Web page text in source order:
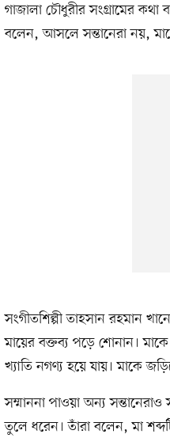
গাজালা চৌধুরীর সংগ্রামের কথা
বলেন, আসলে সন্তানেরা নয়,
সংগীতশিল্পী তাহসান রহমান
মায়ের বক্তব্য পড়ে শোনান।
খ্যাতি নগণ্য হয়ে যায়। মাকে
সম্মাননা পাওয়া অন্য
তুলে ধরেন। তাঁরা বলেন, মা